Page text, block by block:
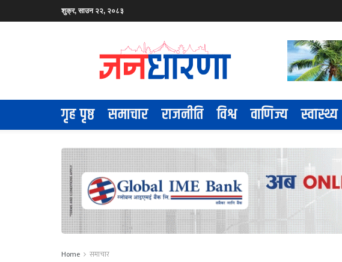
शुक्र, साउन २२, २०८३
गृह पृष्ठ समाचार राजनीति विश्व वाणिज्य स्वास्थ्य
Home समाचार